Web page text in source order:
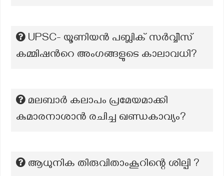
UPSC- യൂണിയൻ പബ്ലിക് സർവ്വീസ്
കമ്മിഷന്‍റെ അംഗങ്ങളുടെ കാലാവധി?
മലബാര്‍ കലാപം പ്രമേയമാക്കി
കുമാരനാശാന്‍ രചിച്ച ഖണ്ഡകാവ്യം?
ആധുനിക തിരുവിതാംകൂറിന്റെ ശില്പി ?